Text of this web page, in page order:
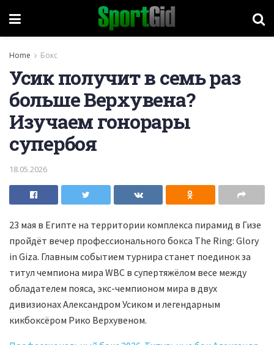
Home Бокс
Усик получит в семь раз
больше Верхувена?
Изучаем гонорары
супербоя
18.05.2026
23 мая в Египте на территории комплекса пирамид в Гизе
пройдёт вечер профессионального бокса The Ring: Glory
in Giza. Главным событием турнира станет поединок за
титул чемпиона мира WBC в супертяжёлом весе между
обладателем пояса, экс-чемпионом мира в двух
дивизионах Александром Усиком и легендарным
кикбоксёром Рико Верхувеном.